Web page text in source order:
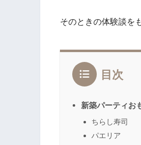
そのときの体験談を
目次
新築パーティお
ちらし寿司
パエリア